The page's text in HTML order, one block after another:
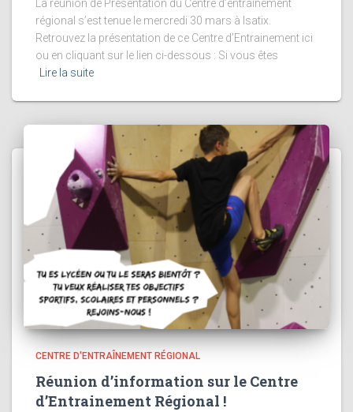
La réunion de Présentation du Centre d’entrainement
régional s’est tenue le mercredi 30 mars à Isatix.
Retrouvez la présentation de ce Centre d’Entrainement ici
ou en cliquant sur le lien ci-dessous : Si vous êtes
Lire la suite
CENTRE D'ENTRAÎNEMENT RÉGIONAL
Réunion d’information sur le Centre
d’Entrainement Régional !